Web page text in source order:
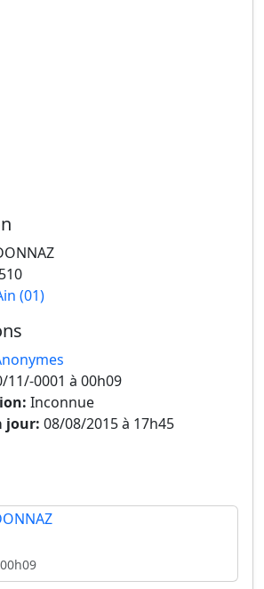
(01)
11/-0001 à 00h09
Inconnue
jour: 08/08/2015 à 17h45